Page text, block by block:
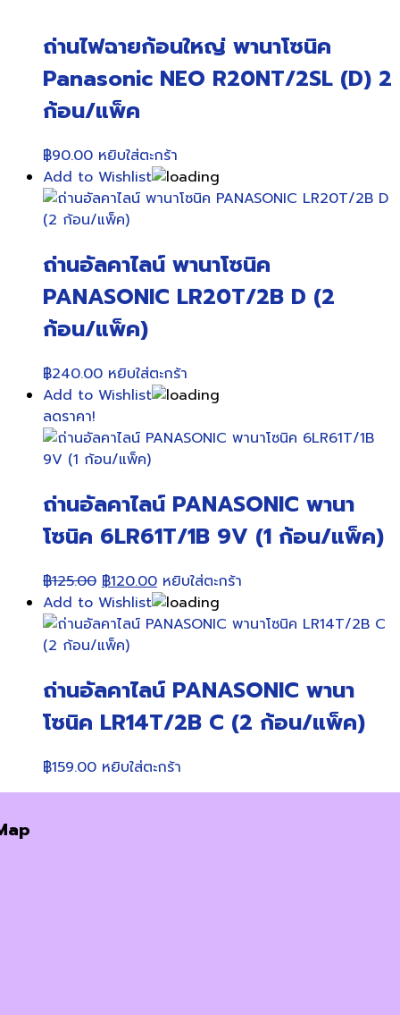
ถ่านไฟฉายก้อนใหญ่ พานาโซนิค
Panasonic NEO R20NT/2SL (D) 2
ก้อน/แพ็ค
฿90.00 หยิบใส่ตะกร้า
Add to Wishlist
ถ่านอัลคาไลน์ พานาโซนิค
PANASONIC LR20T/2B D (2
ก้อน/แพ็ค)
฿240.00 หยิบใส่ตะกร้า
Add to Wishlist
ลดราคา!
ถ่านอัลคาไลน์ PANASONIC พานา
โซนิค 6LR61T/1B 9V (1 ก้อน/แพ็ค)
฿125.00 Original
price
was:
฿125.00.
฿120.00Current
price
is:
หยิบใส่ตะกร้า
Add to Wishlist
ถ่านอัลคาไลน์ PANASONIC พานา
โซนิค LR14T/2B C (2 ก้อน/แพ็ค)
฿159.00 หยิบใส่ตะกร้า